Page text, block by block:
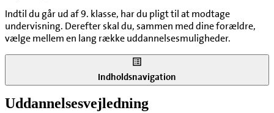
Indtil du går ud af 9. klasse, har du pligt til at modtage
undervisning. Derefter skal du, sammen med dine forældre,
vælge mellem en lang række uddannelsesmuligheder.
Indholdsnavigation
Uddannelsesvejledning